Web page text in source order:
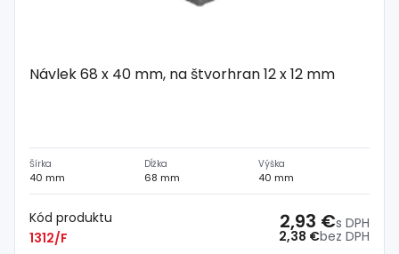
Návlek 68 x 40 mm, na štvorhran 12 x 12 mm
Šírka
40 mm
Dĺžka
68 mm
Výška
40 mm
Kód produktu
1312/F
2,38 €bez DPH
2,93 €s DPH